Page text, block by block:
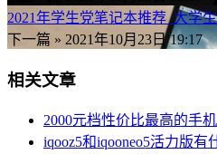
2021年学生党笔记本推荐_大学
下一篇 » 2021年10月23日 19:17
相关文章
2000元档性价比最高的手
iqooz5和iqooneo5活力版